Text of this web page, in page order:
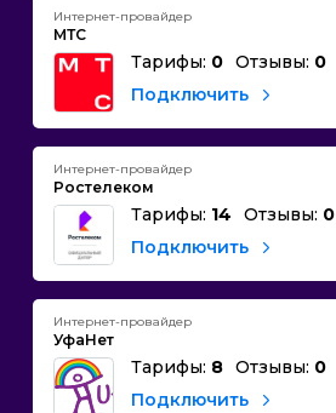
Интернет-провайдер
МТС
Тарифы: 0 Отзывы: 0
Подключить
Интернет-провайдер
Ростелеком
Тарифы: 14 Отзывы: 0
Подключить
Интернет-провайдер
УфаНет
Тарифы: 8 Отзывы: 0
Подключить